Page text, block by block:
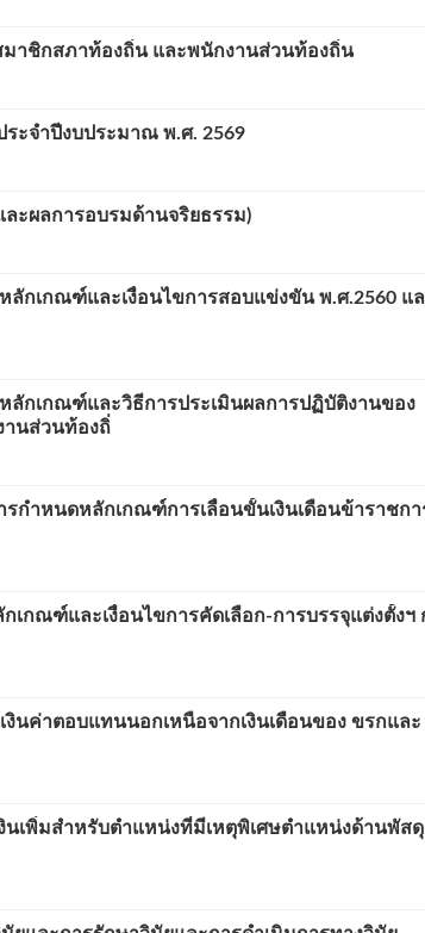
าชิกสภาท้องถิ่น และพนักงานส่วนท้องถิ่น
จำปีงบประมาณ พ.ศ. 2569
ะผลการอบรมด้านจริยธรรม)
ลักเกณฑ์และเงื่อนไขการสอบแข่งขัน พ.ศ.2560 แ
ลักเกณฑ์และวิธีการประเมินผลการปฏิบัติงานของ
านส่วนท้องถิ่
กำหนดหลักเกณฑ์การเลื่อนขั้นเงินเดือนข้าราชกา
กณฑ์และเงื่อนไขการคัดเลือก-การบรรจุแต่งตั้งฯ
นค่าตอบแทนนอกเหนือจากเงินเดือนของ ขรกและ
นเพิ่มสำหรับตำแหน่งที่มีเหตุพิเศษตำแหน่งด้านพัส